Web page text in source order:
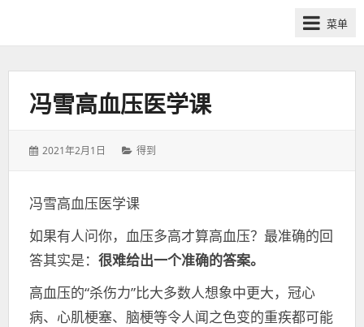
筹
群-
菜单
冯雪高血压医学课
发
2021年2月1日
分
得到
冯雪高血压医学课
如果有人问你，血压多高才算高血压？最准确的回
答其实是： 很难给出一个准确的答案。
高血压的“杀伤力”比大多数人想象中更大，冠心
病、心肌梗塞、脑梗等令人闻之色变的重疾都可能